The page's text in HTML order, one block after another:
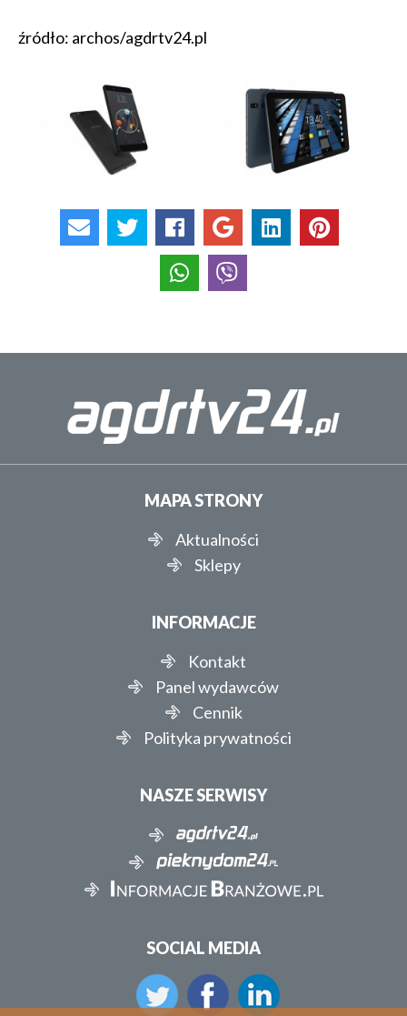
źródło: archos/agdrtv24.pl
MAPA STRONY
Aktualności
Sklepy
INFORMACJE
Kontakt
Panel wydawców
Cennik
Polityka prywatności
NASZE SERWISY
SOCIAL MEDIA